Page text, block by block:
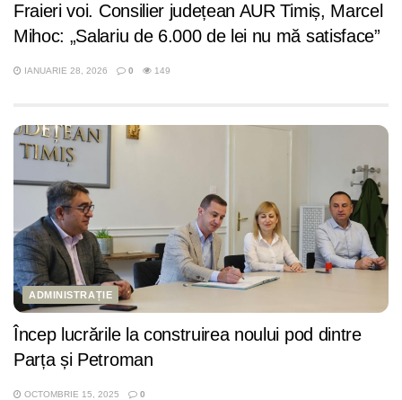
Fraieri voi. Consilier județean AUR Timiș, Marcel
Mihoc: „Salariu de 6.000 de lei nu mă satisface”
IANUARIE 28, 2026 0 149
ADMINISTRAȚIE
Încep lucrările la construirea noului pod dintre
Parța și Petroman
OCTOMBRIE 15, 2025 0